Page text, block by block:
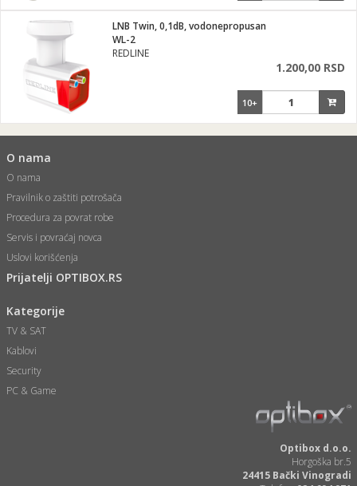
LNB Twin, 0,1dB, vodonepropusan
WL-2
REDLINE
1.200,00 RSD
10+
O nama
O nama
Pravilnik o zaštiti potrošača
Procedura za povrat robe
Servis i povraćaj novca
Uslovi korišćenja
Prijatelji OPTIBOX.RS
Kategorije
TV & SAT
Kablovi
Security
PC & Game
Optibox d.o.o.
Horgoška br.5
24415 Bački Vinogradi